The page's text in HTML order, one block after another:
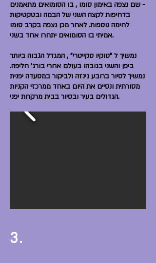
- שם נצפה באימון סומו , בו הסומואים מתאמנים
בדחיפות לקצה השני של הבמה ובטקטיקות
לחימה נוספות. לאחר מכן נצפה בקרב סומו
אמיתי בו הסומואים יתחרו אחד בשני.
נמשיך ל "טוקיו סקייטרי" , המגדל הגבוה ביותר
ביפן והשני בגובהו בעולם אחרי בורג' חליפה.
נמשיך לסיור ברובע גינזה ולביקור במסעדה יפנית
מסורתית ונסיים את היום באחד ממרכזי הקניות
הגדולים בעיר ובסיור בבית מרקחת יפני.
3.